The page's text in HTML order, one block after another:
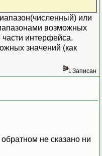
или
возможных
интерфейса.
значений (как
Записан
не сказано ни